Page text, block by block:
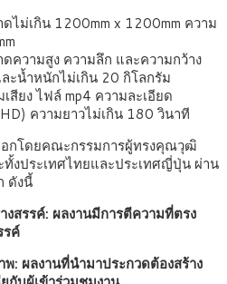
ไม่เกิน 1200mm x 1200mm ความ
ความสูง ความลึก และความกว้าง
ะน้ำหนักไม่เกิน 20 กิโลกรัม
สียง ไฟล์ mp4 ความละเอียด
ความยาวไม่เกิน 180 วินาที
กโดยคณะกรรมการผู้ทรงคุณวุฒิ
งประเทศไทยและประเทศญี่ปุ่น ผ่าน
ดังนี้
สรรค์: ผลงานมีการตีความที่ตรง
รค์
: ผลงานที่นำมาประกวดต้องสร้าง